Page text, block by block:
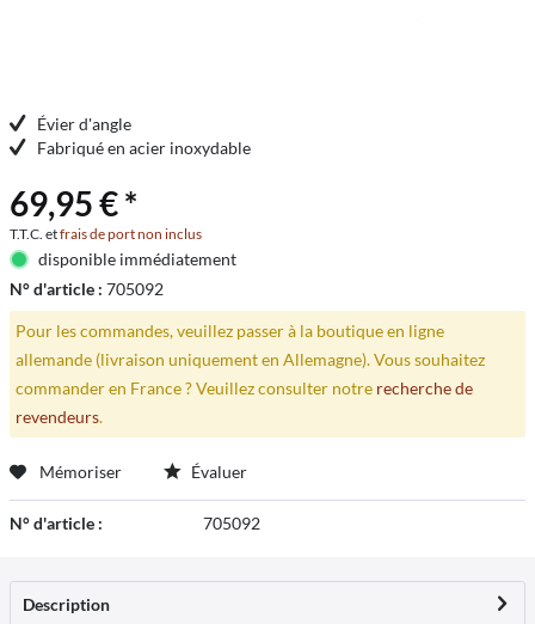
Évier d'angle
Fabriqué en acier inoxydable
69,95 € *
T.T.C. etfrais de port non inclus
disponible immédiatement
N° d'article : 705092
Pour les commandes, veuillez passer à la boutique en ligne
allemande (livraison uniquement en Allemagne). Vous souhaitez
commander en France ? Veuillez consulter notre recherche de
revendeurs.
Mémoriser Évaluer
N° d'article : 705092
Description